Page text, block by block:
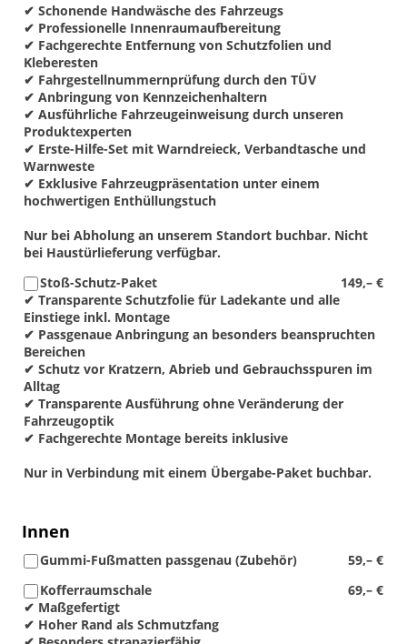
✔ Schonende Handwäsche des Fahrzeugs
✔ Professionelle Innenraumaufbereitung
✔ Fachgerechte Entfernung von Schutzfolien und
Kleberesten
✔ Fahrgestellnummernprüfung durch den TÜV
✔ Anbringung von Kennzeichenhaltern
✔ Ausführliche Fahrzeugeinweisung durch unseren
Produktexperten
✔ Erste-Hilfe-Set mit Warndreieck, Verbandtasche und
Warnweste
✔ Exklusive Fahrzeugpräsentation unter einem
hochwertigen Enthüllungstuch
Nur bei Abholung an unserem Standort buchbar. Nicht
bei Haustürlieferung verfügbar.
149,– €
Stoß-Schutz-Paket
✔ Transparente Schutzfolie für Ladekante und alle
Einstiege inkl. Montage
✔ Passgenaue Anbringung an besonders beanspruchten
Bereichen
✔ Schutz vor Kratzern, Abrieb und Gebrauchsspuren im
Alltag
✔ Transparente Ausführung ohne Veränderung der
Fahrzeugoptik
✔ Fachgerechte Montage bereits inklusive
Nur in Verbindung mit einem Übergabe-Paket buchbar.
Innen
59,– €
Gummi-Fußmatten passgenau (Zubehör)
69,– €
Kofferraumschale
✔ Maßgefertigt
✔ Hoher Rand als Schmutzfang